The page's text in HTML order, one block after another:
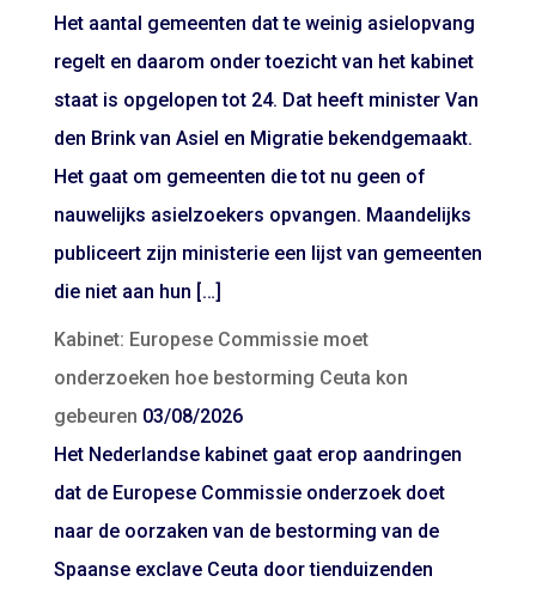
Het aantal gemeenten dat te weinig asielopvang
regelt en daarom onder toezicht van het kabinet
staat is opgelopen tot 24. Dat heeft minister Van
den Brink van Asiel en Migratie bekendgemaakt.
Het gaat om gemeenten die tot nu geen of
nauwelijks asielzoekers opvangen. Maandelijks
publiceert zijn ministerie een lijst van gemeenten
die niet aan hun […]
Kabinet: Europese Commissie moet
onderzoeken hoe bestorming Ceuta kon
gebeuren 03/08/2026
Het Nederlandse kabinet gaat erop aandringen
dat de Europese Commissie onderzoek doet
naar de oorzaken van de bestorming van de
Spaanse exclave Ceuta door tienduizenden